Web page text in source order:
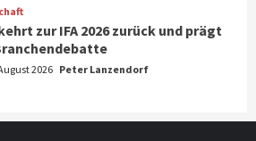
dem Internet
Bild-Vergleichstest 55-Zoll
zur IFA 2026 zurück und prägt
2026 Peter Lanzendorf